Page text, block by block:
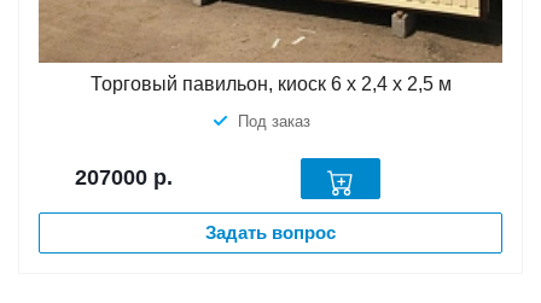
Торговый павильон, киоск 6 х 2,4 х 2,5 м
Под заказ
207000 р.
Задать вопрос